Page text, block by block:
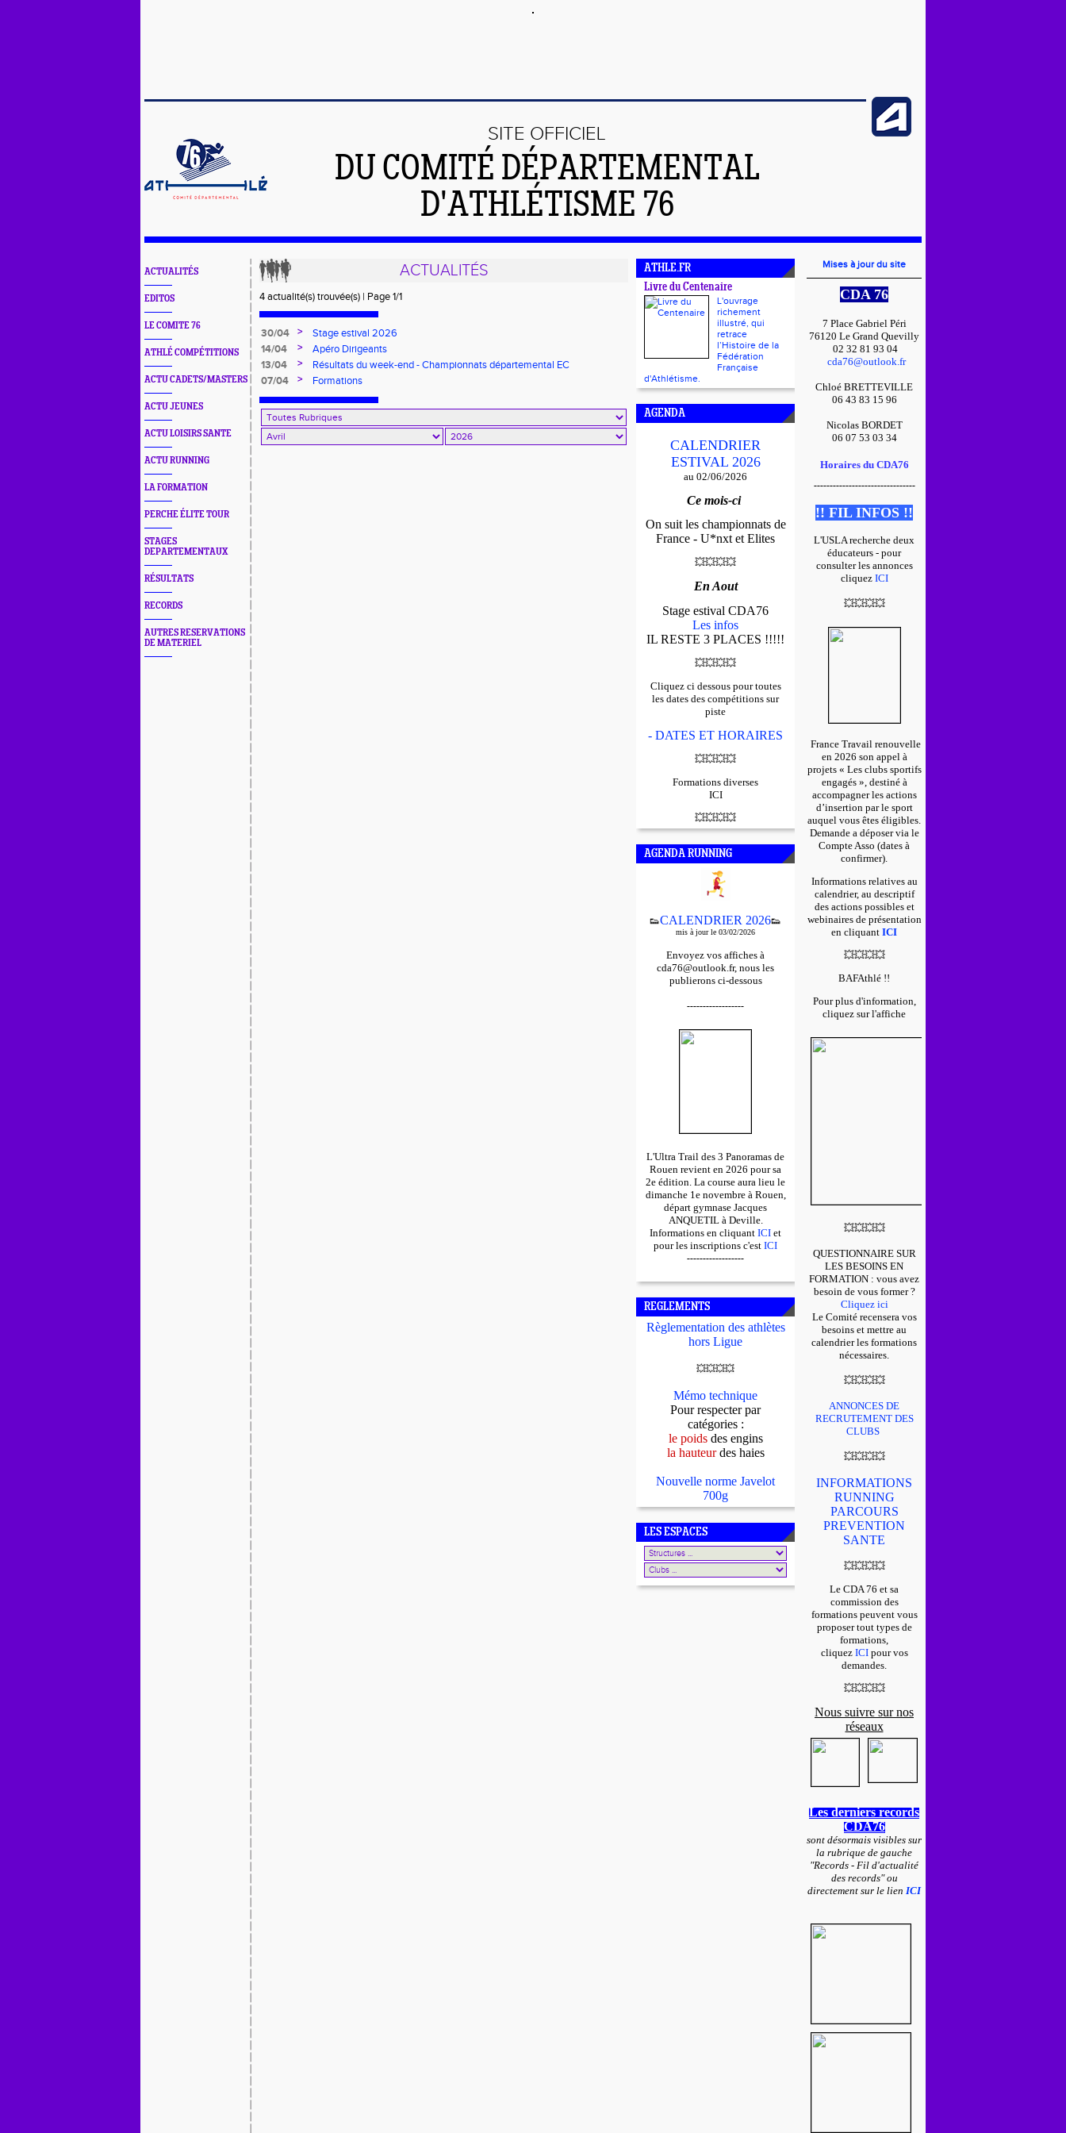
SITE OFFICIEL
DU COMITÉ DÉPARTEMENTAL
D'ATHLÉTISME 76
ACTUALITÉS
EDITOS
LE COMITE 76
ATHLÉ COMPÉTITIONS
ACTU CADETS/MASTERS
ACTU JEUNES
ACTU LOISIRS SANTE
ACTU RUNNING
LA FORMATION
PERCHE ÉLITE TOUR
STAGES
DEPARTEMENTAUX
RÉSULTATS
RECORDS
AUTRES RESERVATIONS
DE MATERIEL
ACTUALITÉS
4 actualité(s) trouvée(s) | Page 1/1
30/04 >
Stage estival 2026
14/04
>
Apéro Dirigeants
13/04
>
Résultats du week-end - Championnats départemental EC
Benjamins/Minimes - EO Adultes
07/04 > Formations
ATHLE.FR
Livre du Centenaire
L'ouvrage
richement
illustré, qui
retrace
l’Histoire de la
Fédération
Française
d'Athlétisme.
AGENDA
CALENDRIER
ESTIVAL 2026
au 02/06/2026
Ce mois-ci
On suit les championnats de
France - U*nxt et Elites
💥💥💥💥
En Aout
Stage estival CDA76
Les infos
IL RESTE 3 PLACES !!!!!
💥💥💥💥
Cliquez ci dessous pour toutes
les dates des compétitions sur
piste
- DATES ET HORAIRES
💥💥💥💥
Formations diverses
ICI
💥💥💥💥
AGENDA RUNNING
👟CALENDRIER 2026👟
mis à jour le 03/02/2026
Envoyez vos affiches à
cda76@outlook.fr, nous les
publierons ci-dessous
------------------
L'Ultra Trail des 3 Panoramas de
Rouen revient en 2026 pour sa
2e édition. La course aura lieu le
dimanche 1e novembre à Rouen,
départ gymnase Jacques
ANQUETIL à Deville.
Informations en cliquant ICI et
pour les inscriptions c'est ICI
------------------
REGLEMENTS
Règlementation des athlètes
hors Ligue
💥💥💥💥
Mémo technique
Pour respecter par
catégories :
le poids des engins
la hauteurdes haies
Nouvelle norme Javelot
700g
LES ESPACES
Mises à jour du site
CDA 76
7 Place Gabriel Péri
76120 Le Grand Quevilly
02 32 81 93 04
cda76@outlook.fr
Chloé BRETTEVILLE
06 43 83 15 96
Nicolas BORDET
06 07 53 03 34
Horaires du CDA76
--------------------------------
!! FIL INFOS !!
L'USLA recherche deux
éducateurs - pour
consulter les annonces
cliquez ICI
💥💥💥💥
France Travail renouvelle
en 2026 son appel à
projets « Les clubs sportifs
engagés », destiné à
accompagner les actions
d’insertion par le sport
auquel vous êtes éligibles.
Demande a déposer via le
Compte Asso (dates à
confirmer).
Informations relatives au
calendrier, au descriptif
des actions possibles et
webinaires de présentation
en cliquant ICI
💥💥💥💥
BAFAthlé !!
Pour plus d'information,
cliquez sur l'affiche
💥💥💥💥
QUESTIONNAIRE SUR
LES BESOINS EN
FORMATION : vous avez
besoin de vous former ?
Cliquez ici
Le Comité recensera vos
besoins et mettre au
calendrier les formations
nécessaires.
💥💥💥💥
ANNONCES DE
RECRUTEMENT DES
CLUBS
💥💥💥💥
INFORMATIONS
RUNNING
PARCOURS
PREVENTION
SANTE
💥💥💥💥
Le CDA 76 et sa
commission des
formations peuvent vous
proposer tout types de
formations,
cliquez ICIpour vos
demandes.
💥💥💥💥
Nous suivre sur nos
réseaux
Les derniers records
CDA76
sont désormais visibles sur
la rubrique de gauche
"Records - Fil d'actualité
des records" ou
directement sur le lien ICI